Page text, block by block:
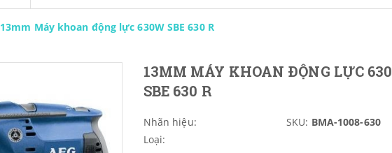
13mm Máy khoan động lực 630W SBE 630 R
13MM MÁY KHOAN ĐỘNG LỰC
SBE 630 R
Nhãn hiệu: SKU: BMA-1008-630
Loại: